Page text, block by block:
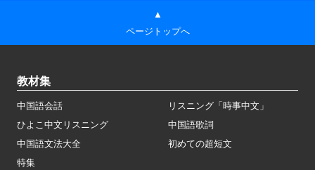
▲
ページトップへ
教材集
中国語会話
リスニング「時事中文」
ひよこ中文リスニング
中国語歌詞
中国語文法大全
初めての超短文
特集